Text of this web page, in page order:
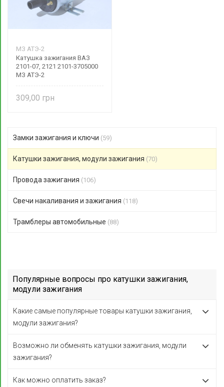
МЗ АТЭ-2
Катушка зажигания ВАЗ
2101-07, 2121 2101-3705000
МЗ АТЭ-2
309,00
Замки зажигания и ключи (59)
Катушки зажигания, модули зажигания (70)
Провода зажигания (106)
Свечи накаливания и зажигания (118)
Трамблеры автомобильные (88)
Популярные вопросы про катушки зажигания,
модули зажигания
Какие самые популярные товары катушки зажигания,
модули зажигания?
Возможно ли обменять катушки зажигания, модули
зажигания?
Как можно оплатить заказ?